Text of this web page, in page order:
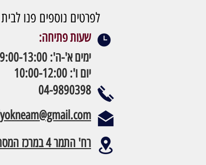
לפרטים נוספים פנו
שעות פתיחה:
ימים א'-ה': 9:00-13:00, 15:00-19:00
יום ו': 10:00-12:00
04-9890398
רח' התמר 4 במרכז המסחרי (קומה 2)